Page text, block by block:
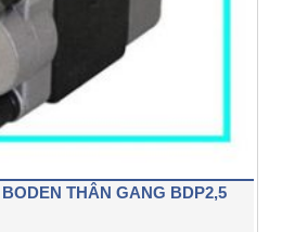
THÂN GANG BDP2,5